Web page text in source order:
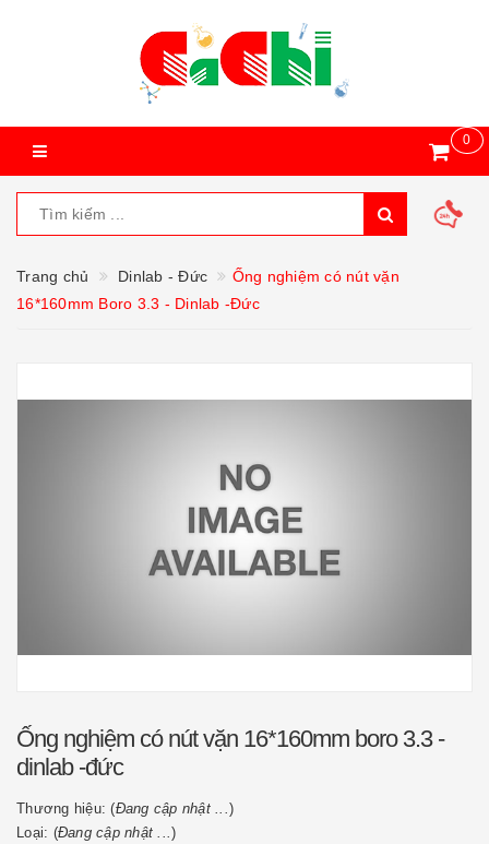
0
Trang chủ Dinlab - Đức
Ống nghiệm có nút vặn
16*160mm Boro 3.3 - Dinlab -Đức
Ống nghiệm có nút vặn 16*160mm boro 3.3 -
dinlab -đức
Thương hiệu: (Đang cập nhật ...)
Loại: (Đang cập nhật ...)